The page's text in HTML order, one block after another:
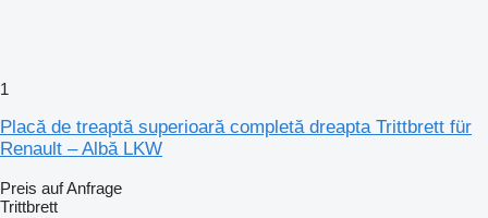
1
Placă de treaptă superioară completă dreapta Trittbrett für
Renault – Albă LKW
Preis auf Anfrage
Trittbrett